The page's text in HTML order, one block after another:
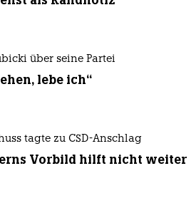
über seine Partei
lebe ich“
tagte zu CSD-Anschlag
Vorbild hilft nicht weiter